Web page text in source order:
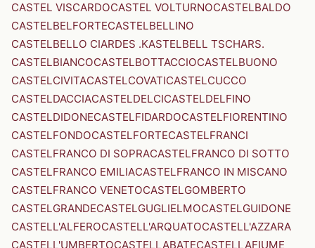
CASTEL VISCARDOCASTEL VOLTURNOCASTELBALDO
CASTELBELFORTECASTELBELLINO
CASTELBELLO CIARDES .KASTELBELL TSCHARS.
CASTELBIANCOCASTELBOTTACCIOCASTELBUONO
CASTELCIVITACASTELCOVATICASTELCUCCO
CASTELDACCIACASTELDELCICASTELDELFINO
CASTELDIDONECASTELFIDARDOCASTELFIORENTINO
CASTELFONDOCASTELFORTECASTELFRANCI
CASTELFRANCO DI SOPRACASTELFRANCO DI SOTTO
CASTELFRANCO EMILIACASTELFRANCO IN MISCANO
CASTELFRANCO VENETOCASTELGOMBERTO
CASTELGRANDECASTELGUGLIELMOCASTELGUIDONE
CASTELL'ALFEROCASTELL'ARQUATOCASTELL'AZZARA
CASTELL'UMBERTOCASTELLABATECASTELLAFIUME